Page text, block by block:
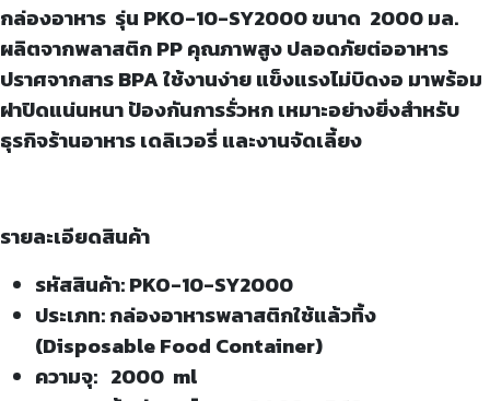
กล่องอาหาร รุ่น PKO-10-SY2000 ขนาด 2000 มล.
ผลิตจากพลาสติก PP คุณภาพสูง ปลอดภัยต่ออาหาร
ปราศจากสาร BPA ใช้งานง่าย แข็งแรงไม่บิดงอ มาพร้อม
ฝาปิดแน่นหนา ป้องกันการรั่วหก เหมาะอย่างยิ่งสำหรับ
ธุรกิจร้านอาหาร เดลิเวอรี่ และงานจัดเลี้ยง
รายละเอียดสินค้า
รหัสสินค้า: PKO-10-SY2000
ประเภท: กล่องอาหารพลาสติกใช้แล้วทิ้ง
(Disposable Food Container)
ความจุ: 2000 ml